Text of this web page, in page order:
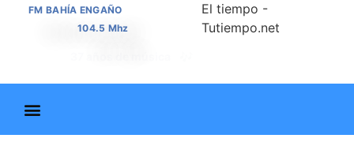
FM BAHÍA ENGAÑO
104.5 Mhz
El tiempo -
Tutiempo.net